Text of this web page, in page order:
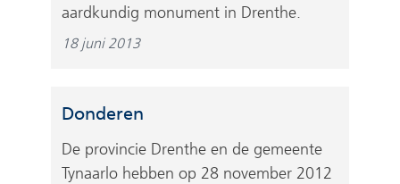
aardkundig monument in Drenthe.
18 juni 2013
Donderen
De provincie Drenthe en de gemeente
Tynaarlo hebben op 28 november 2012